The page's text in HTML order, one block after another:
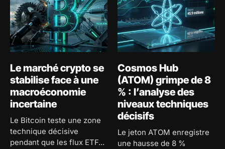
Le marché crypto se
stabilise face à une
macroéconomie
incertaine
Le Bitcoin teste une zone
technique décisive
pendant que les flux ETF...
Cosmos Hub
(ATOM) grimpe de 8
% : l’analyse des
niveaux techniques
décisifs
Le jeton ATOM enregistre
une hausse de 8 %